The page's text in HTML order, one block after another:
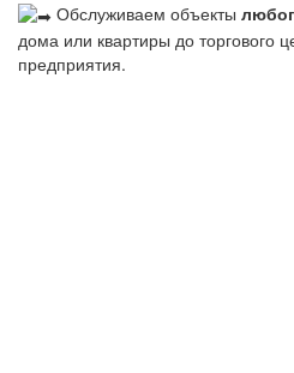
Обслуживаем объекты
дома или квартиры до торгового
предприятия.